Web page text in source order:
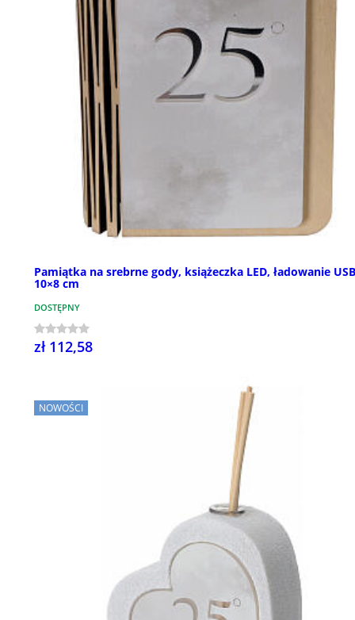
Pamiątka na srebrne gody, książeczka LED, ładowanie
10×8 cm
DOSTĘPNY
zł 112,58
NOWOŚCI